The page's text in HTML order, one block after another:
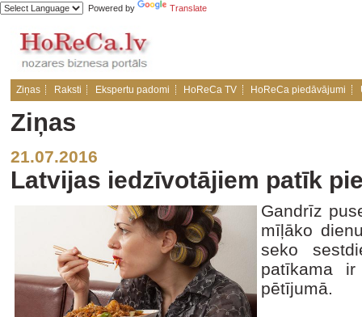
Powered by Translate
Ziņas Raksti Ekspertu padomi HoReCa TV HoReCa piedāvājumi
Ziņas
21.07.2016
Latvijas iedzīvotājiem patīk
Gandrīz
mīļāko
seko
patīkama ir
pētījumā.